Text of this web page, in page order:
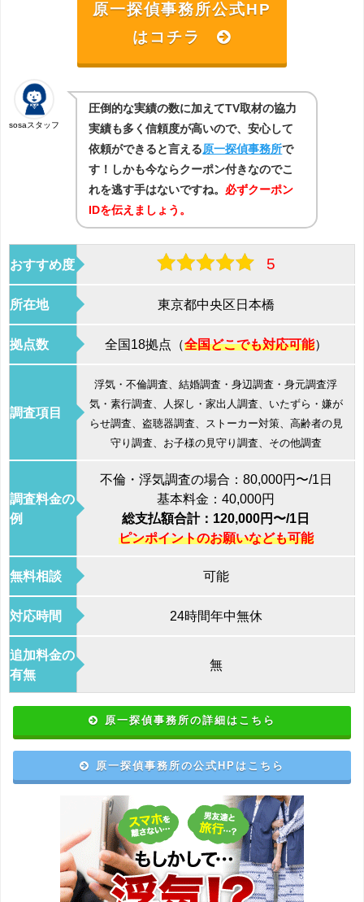
原一探偵事務所公式HP
はコチラ
sosaスタッフ
圧倒的な実績の数に加えてTV取材の協力
実績も多く信頼度が高いので、安心して
依頼ができると言える原一探偵事務所で
す！しかも今ならクーポン付きなのでこ
れを逃す手はないですね。 必ずクーポン
IDを伝えましょう。
おすすめ度 5
所在地 東京都中央区日本橋
拠点数 全国18拠点（全国どこでも対応可能）
調査項目
浮気・不倫調査、結婚調査・身辺調査・身元調査浮
気・素行調査、人探し・家出人調査、いたずら・嫌が
らせ調査、盗聴器調査、ストーカー対策、高齢者の見
守り調査、お子様の見守り調査、その他調査
調査料金の
例
不倫・浮気調査の場合：80,000円〜/1日
基本料金：40,000円
総支払額合計：120,000円〜/1日
ピンポイントのお願いなども可能
無料相談 可能
対応時間 24時間年中無休
追加料金の
有無
無
原一探偵事務所の詳細はこちら
原一探偵事務所の公式HPはこちら